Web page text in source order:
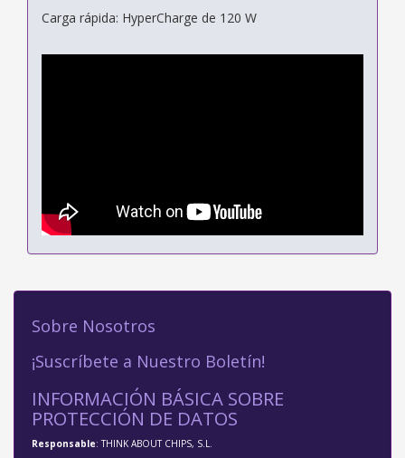
Carga rápida: HyperCharge de 120 W
Sobre Nosotros
¡Suscríbete a Nuestro Boletín!
INFORMACIÓN BÁSICA SOBRE
PROTECCIÓN DE DATOS
Responsable: THINK ABOUT CHIPS, S.L.